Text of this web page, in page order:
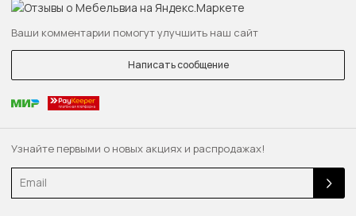
Узнайте первыми о новых акциях и распродажах!
Email
Ваши комментарии помогут улучшить наш сайт
Написать сообщение